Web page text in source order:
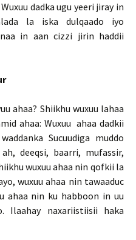
dadka ugu yeeri jiray in
la iska dulqaado iyo
in aan cizzi jirin haddii
ahaa? Shiikhu wuxuu lahaa
ahaa: Wuxuu ahaa dadkii
Sucuudiga muddo
deeqsi, baarri, mufassir,
wuxuu ahaa nin qofkii la
wuxuu ahaa nin tawaaduc
ahaa nin ku habboon in uu
Ilaahay naxariistiisii haka